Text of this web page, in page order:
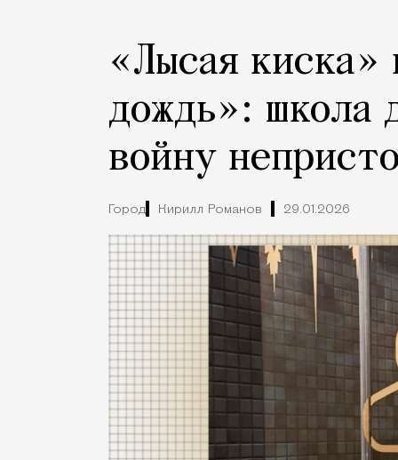
«Лысая киска»
дождь»: школа
войну
Город Кирилл Романов 29.01.2026